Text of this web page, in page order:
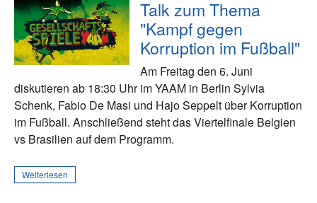
Talk zum Thema
"Kampf gegen
Korruption im Fußball"
Am Freitag den 6. Juni
diskutieren ab 18:30 Uhr im YAAM in Berlin Sylvia
Schenk, Fabio De Masi und Hajo Seppelt über Korruption
im Fußball. Anschließend steht das Viertelfinale Belgien
vs Brasilien auf dem Programm.
Weiterlesen